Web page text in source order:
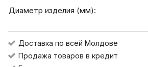
Диаметр изделия (мм):
Доставка по всей Молдове
Продажа товаров в кредит